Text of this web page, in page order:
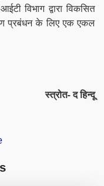
विभाग द्वारा विकसित
प्रबंधन के लिए एक एकल
स्त्रोत- द हिन्दू